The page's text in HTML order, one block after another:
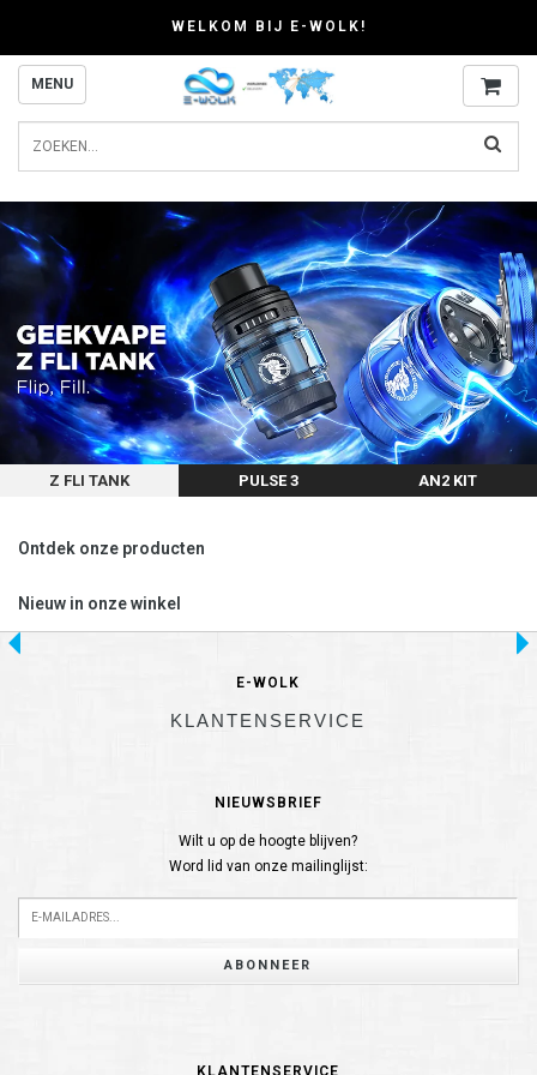
WELKOM BIJ E-WOLK!
MENU
Z FLI TANK PULSE 3 AN2 KIT
Ontdek onze producten
Nieuw in onze winkel
E-WOLK
KLANTENSERVICE
NIEUWSBRIEF
Wilt u op de hoogte blijven?
Word lid van onze mailinglijst:
ABONNEER
KLANTENSERVICE